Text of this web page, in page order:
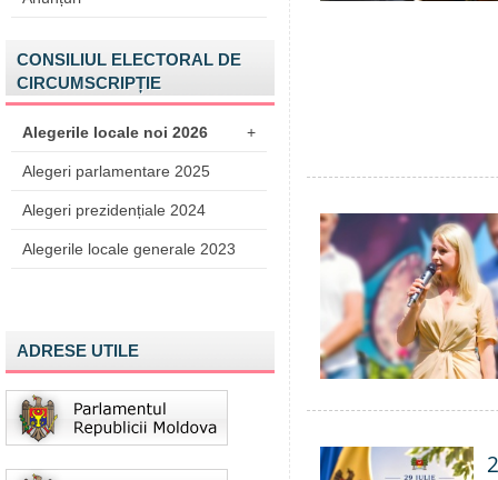
CONSILIUL ELECTORAL DE
CIRCUMSCRIPȚIE
Alegerile locale noi 2026 +
Alegeri parlamentare 2025
Alegeri prezidențiale 2024
Alegerile locale generale 2023
ADRESE UTILE